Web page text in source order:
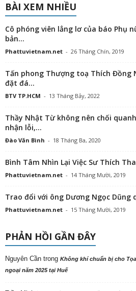
BÀI XEM NHIỀU
Cô phóng viên lẳng lơ của báo Phụ
bản...
Phattuvietnam.net - 26 Tháng Chín, 2019
Tấn phong Thượng toạ Thích Đồng
đặt đá...
BTV TP.HCM - 13 Tháng Bảy, 2022
Thầy Nhật Từ không nên chối
nhận lỗi,...
Đào Văn Bình - 18 Tháng Ba, 2020
Bình Tâm Nhìn Lại Việc Sư Thích
Phattuvietnam.net - 14 Tháng Mười, 2019
Trao đổi với ông Dương Ngọc Dũng
Phattuvietnam.net - 15 Tháng Mười, 2019
PHẢN HỒI GẦN ĐÂY
Nguyên Cần trong Không khí chuẩn bị cho
ngoại năm 2025 tại Huế